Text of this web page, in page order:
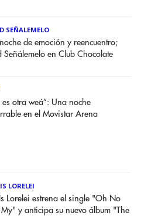
SEÑALEMELO
de emoción y reencuentro;
Señálemelo en Club Chocolate
es otra weá”: Una noche
en el Movistar Arena
LORELEI
Lorelei estrena el single "Oh No
y anticipa su nuevo álbum "The